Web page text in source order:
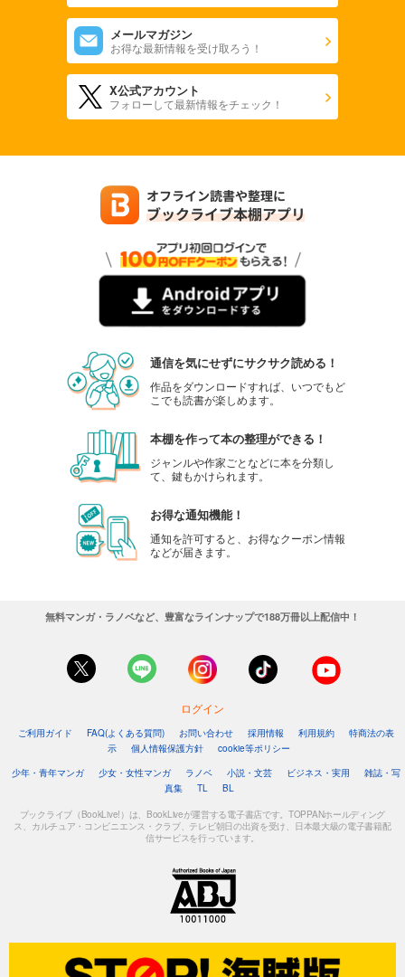
メールマガジン
お得な最新情報を受け取ろう！
X公式アカウント
フォローして最新情報をチェック！
通信を気にせずにサクサク読める！
作品をダウンロードすれば、いつでもど
こでも読書が楽しめます。
本棚を作って本の整理ができる！
ジャンルや作家ごとなどに本を分類し
て、鍵もかけられます。
お得な通知機能！
通知を許可すると、お得なクーポン情報
などが届きます。
無料マンガ・ラノベなど、豊富なラインナップで188万冊以上配信中！
ログイン
ご利用ガイド FAQ(よくある質問) お問い合わせ 採用情報 利用規約
特商法の表
示
個人情報保護方針
cookie等ポリシー
少年・青年マンガ
少女・女性マンガ ラノベ 小説・文芸 ビジネス・実用
雑誌・写
真集
TL BL
ブックライブ（BookLive!）は、BookLiveが運営する電子書店です。TOPPANホールディング
ス、カルチュア・コンビニエンス・クラブ、テレビ朝日の出資を受け、日本最大級の電子書籍配
信サービスを行っています。